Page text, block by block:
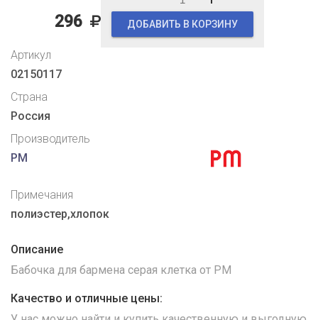
296 ДОБАВИТЬ В КОРЗИНУ
Артикул
02150117
Страна
Россия
Производитель
PM
Примечания
полиэстер,хлопок
Описание
Бабочка для бармена серая клетка от PM
Качество и отличные цены: